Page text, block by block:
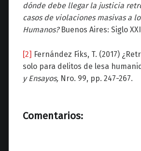
dónde debe llegar la justicia
casos de violaciones masivas a
Humanos?Buenos Aires: Siglo
[2] Fernández Fiks, T. (2017)
solo para delitos de lesa
y Ensayos,Nro. 99, pp. 247-267.
Comentarios: